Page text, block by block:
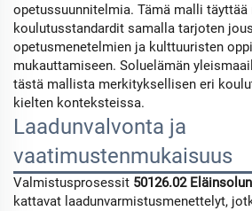
opetussuunnitelmia. Tämä malli
koulutusstandardit samalla tarjoten
opetusmenetelmien ja kulttuuristen
mukauttamiseen. Soluelämän
tästä mallista merkityksellisen eri
kielten konteksteissa.
Laadunvalvonta ja
vaatimustenmukaisuus
Valmistusprosessit 50126.02
kattavat laadunvarmistusmenettelyt,